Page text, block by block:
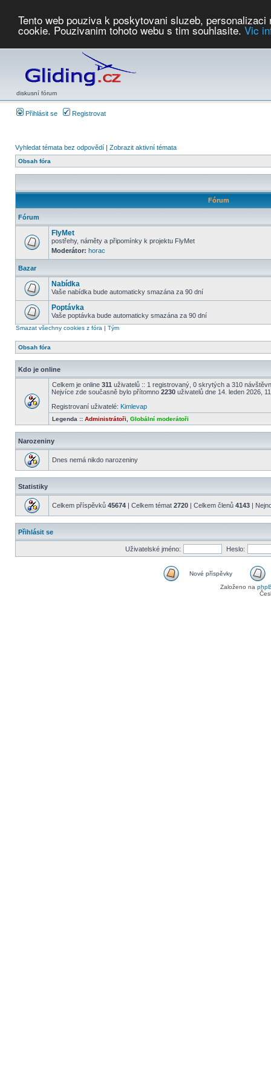
Tento web pouziva k poskytovani sluzeb,
cookie. Pouzivanim tohoto webu s tim souhlasite. Vic
diskusní fórum
Přihlásit se Registrovat
Vyhledat témata bez odpovědí | Zobrazit aktivní témata
Obsah fóra
Fórum
Fórum
FlyMet
postřehy, náměty a připomínky k projektu FlyMet
Moderátor: horac
Bazar
Nabídka
Vaše nabídka bude automaticky smazána za 90 dní
Poptávka
Vaše poptávka bude automaticky smazána za 90 dní
Smazat všechny cookies z fóra | Tým
Obsah fóra
Kdo je online
Celkem je online 311 uživatelů :: 1 registrovaný, 0 skrytých a 310
Nejvíce zde současně bylo přítomno 2230 uživatelů dne 14. leden 2026,
Registrovaní uživatelé: Kimlevap
Legenda :: Administrátoři Globální moderátoři
Narozeniny
Dnes nemá nikdo narozeniny
Statistiky
Celkem příspěvků 45674 | Celkem témat 2720 | Celkem členů 4143 |
Přihlásit se
Uživatelské jméno: Heslo:
Nové příspěvky
Založeno na